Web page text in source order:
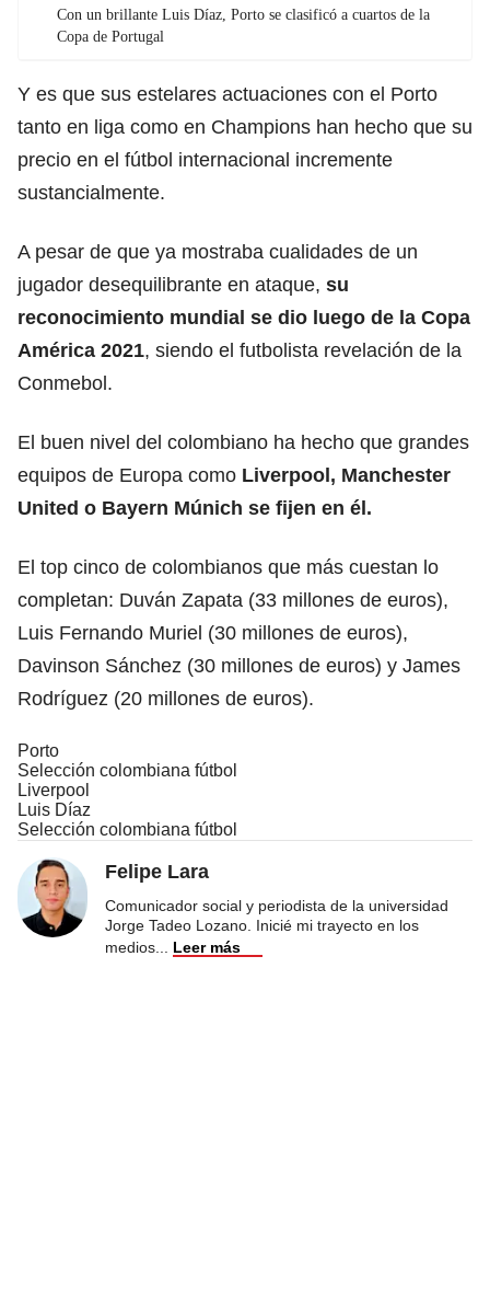
Con un brillante Luis Díaz, Porto se clasificó a cuartos de la
Copa de Portugal
Y es que sus estelares actuaciones con el Porto
tanto en liga como en Champions han hecho que su
precio en el fútbol internacional incremente
sustancialmente.
A pesar de que ya mostraba cualidades de un
jugador desequilibrante en ataque, su
reconocimiento mundial se dio luego de la Copa
América 2021, siendo el futbolista revelación de la
Conmebol.
El buen nivel del colombiano ha hecho que grandes
equipos de Europa como Liverpool, Manchester
United o Bayern Múnich se fijen en él.
El top cinco de colombianos que más cuestan lo
completan: Duván Zapata (33 millones de euros),
Luis Fernando Muriel (30 millones de euros),
Davinson Sánchez (30 millones de euros) y James
Rodríguez (20 millones de euros).
Porto
Selección colombiana fútbol
Liverpool
Luis Díaz
Selección colombiana fútbol
Felipe Lara
Comunicador social y periodista de la universidad
Jorge Tadeo Lozano. Inicié mi trayecto en los
medios
Leer más